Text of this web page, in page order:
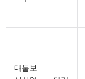
대불보